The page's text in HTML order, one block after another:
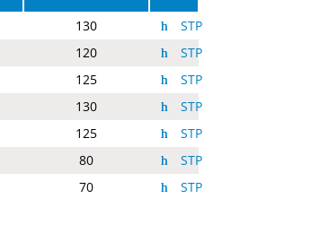
130
STP
120
STP
125
STP
130
STP
125
STP
80
STP
70 STP